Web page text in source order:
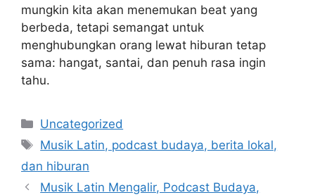
mungkin kita akan menemukan beat yang
berbeda, tetapi semangat untuk
menghubungkan orang lewat hiburan tetap
sama: hangat, santai, dan penuh rasa ingin
tahu.
Categories
Uncategorized
Tags
Musik Latin, podcast budaya, berita lokal,
dan hiburan
Musik Latin Mengalir, Podcast Budaya,